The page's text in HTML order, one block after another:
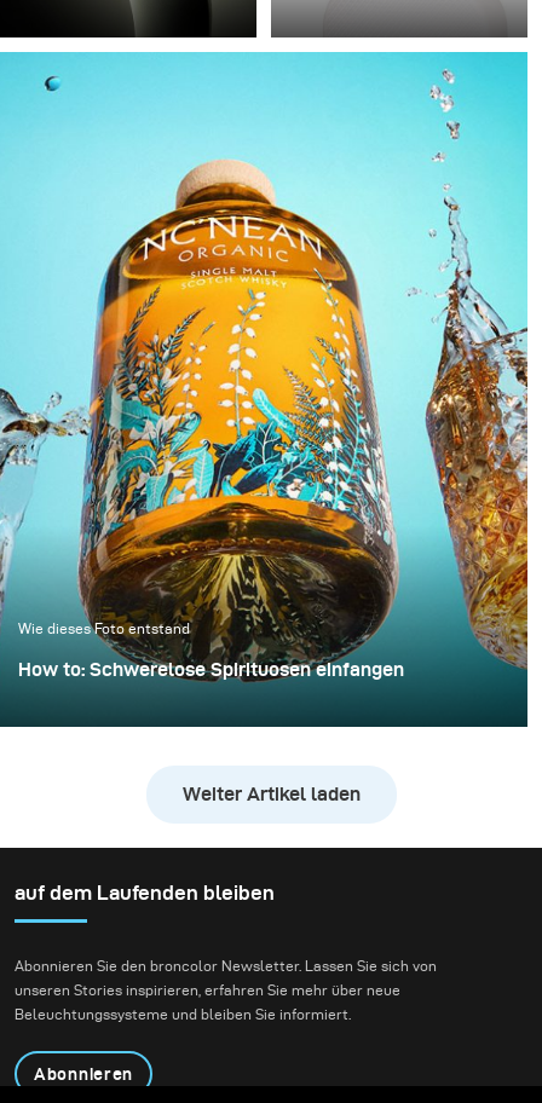
Präzision in Schwarz
beschreibt den Prozess,
ein technisches Objekt in
scheinbar im Dunkel
schwebt. Schwarz wird
dabei nicht als leere
Fläche verstanden,
sondern als aktiver
Raum, in dem Licht zur
strukturellen
Komponente wird.
der E-Commerce-
Fotografie wird häufig
entschuldigt: Viele
Also wird „hell gemacht“
– von gezielter
Lichtführung kann man
dabei leider nur selten
sprechen. Dabei braucht
es weder viel
zusätzliches Equipment
noch entscheidend mehr
Zeit, um die Bildqualität
deutlich zu steigern.
Dieses Beispiel zeigt, wie
schon mit minimalem
Mehraufwand ein sauber
kontrolliertes und
hochwertiges Ergebnis
erzielt werden kann.
Wie dieses Foto entstand
How to: Schwerelose Spirituosen einfangen
bewusst mit dieser Tradition brechen und eine
Weiter Artikel laden
auf dem Laufenden bleiben
Abonnieren Sie den broncolor Newsletter. Lassen Sie sich von
unseren Stories inspirieren, erfahren Sie mehr über neue
Beleuchtungssysteme und bleiben Sie informiert.
Abonnieren